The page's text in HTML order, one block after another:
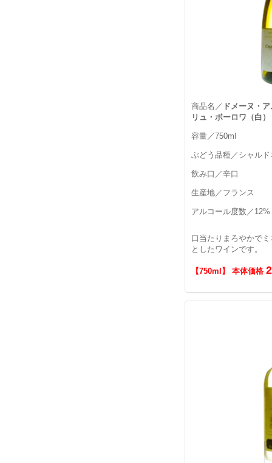
商品名／ ドメーヌ・
リュ・ボーロワ（白）
容量／750ml
ぶどう品種／シャルド
飲み口／辛口
生産地／フランス
アルコール度数／12%
口当たりまろやかで
としたワインです。
【750ml】 本体価格